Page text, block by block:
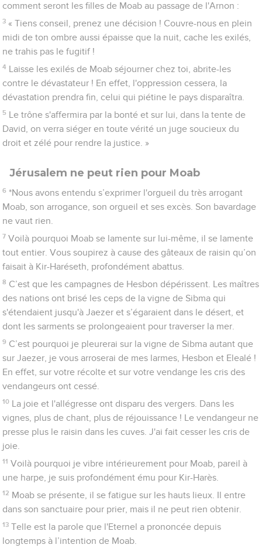
comment seront les filles de Moab au passage de l'Arnon :
3 « Tiens conseil, prenez une décision ! Couvre-nous en plein
midi de ton ombre aussi épaisse que la nuit, cache les exilés,
ne trahis pas le fugitif !
4 Laisse les exilés de Moab séjourner chez toi, abrite-les
contre le dévastateur ! En effet, l'oppression cessera, la
dévastation prendra fin, celui qui piétine le pays disparaîtra.
5 Le trône s'affermira par la bonté et sur lui, dans la tente de
David, on verra siéger en toute vérité un juge soucieux du
droit et zélé pour rendre la justice. »
Jérusalem ne peut rien pour Moab
6 *Nous avons entendu s’exprimer l'orgueil du très arrogant
Moab, son arrogance, son orgueil et ses excès. Son bavardage
ne vaut rien.
7 Voilà pourquoi Moab se lamente sur lui-même, il se lamente
tout entier. Vous soupirez à cause des gâteaux de raisin qu’on
faisait à Kir-Haréseth, profondément abattus.
8 C’est que les campagnes de Hesbon dépérissent. Les maîtres
des nations ont brisé les ceps de la vigne de Sibma qui
s'étendaient jusqu'à Jaezer et s’égaraient dans le désert, et
dont les sarments se prolongeaient pour traverser la mer.
9 C’est pourquoi je pleurerai sur la vigne de Sibma autant que
sur Jaezer, je vous arroserai de mes larmes, Hesbon et Elealé !
En effet, sur votre récolte et sur votre vendange les cris des
vendangeurs ont cessé.
10 La joie et l'allégresse ont disparu des vergers. Dans les
vignes, plus de chant, plus de réjouissance ! Le vendangeur ne
presse plus le raisin dans les cuves. J'ai fait cesser les cris de
joie.
11 Voilà pourquoi je vibre intérieurement pour Moab, pareil à
une harpe, je suis profondément ému pour Kir-Harès.
12 Moab se présente, il se fatigue sur les hauts lieux. Il entre
dans son sanctuaire pour prier, mais il ne peut rien obtenir.
13 Telle est la parole que l'Eternel a prononcée depuis
longtemps à l’intention de Moab.